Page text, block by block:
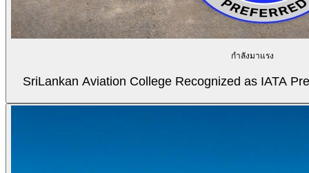
กำลังมาแรง
SriLankan Aviation College Recognized as IATA